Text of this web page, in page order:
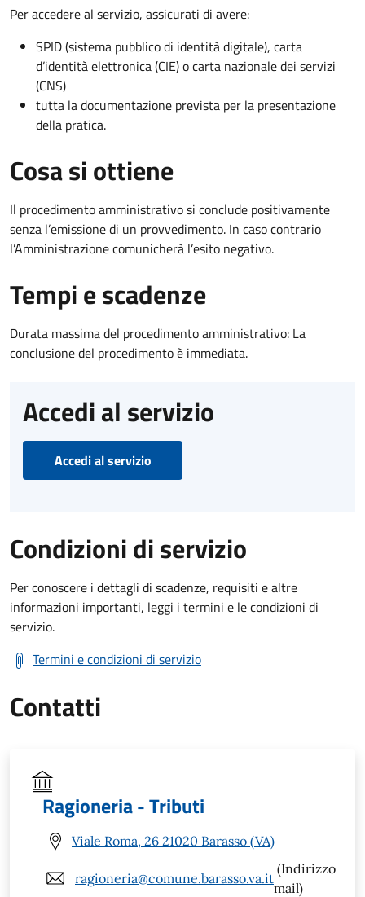
Per accedere al servizio, assicurati di avere:
SPID (sistema pubblico di identità digitale), carta
d’identità elettronica (CIE) o carta nazionale dei servizi
(CNS)
tutta la documentazione prevista per la presentazione
della pratica.
Cosa si ottiene
Il procedimento amministrativo si conclude positivamente
senza l’emissione di un provvedimento. In caso contrario
l’Amministrazione comunicherà l’esito negativo.
Tempi e scadenze
Durata massima del procedimento amministrativo: La
conclusione del procedimento è immediata.
Accedi al servizio
Accedi al servizio
Condizioni di servizio
Per conoscere i dettagli di scadenze, requisiti e altre
informazioni importanti, leggi i termini e le condizioni di
servizio.
Termini e condizioni di servizio
Contatti
Ragioneria - Tributi
Viale Roma, 26 21020 Barasso (VA)
ragioneria@comune.barasso.va.it
(Indirizzo
mail)